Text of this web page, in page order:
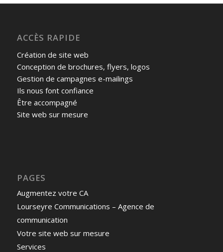
ACCÈS RAPIDE
Création de site web
Conception de brochures, flyers, logos
Gestion de campagnes e-mailings
Ils nous font confiance
Être accompagné
Site web sur mesure
PAGES
Augmentez votre CA
Lourseyre Communications – Agence de
communication
Votre site web sur mesure
Services